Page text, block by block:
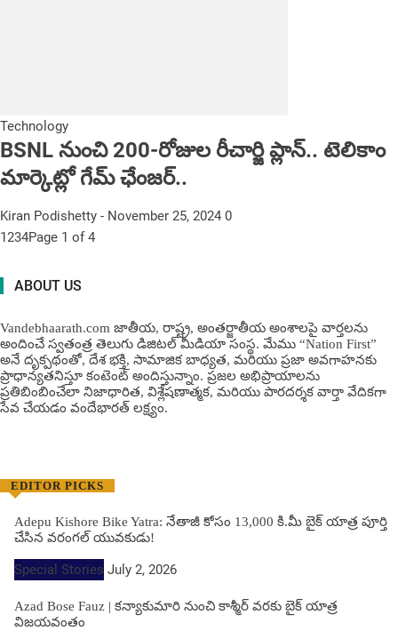
Technology
BSNL నుంచి 200-రోజుల రీచార్జి ప్లాన్.. టెలికాం
మార్కెట్లో గేమ్ ఛేంజర్..
Kiran Podishetty - November 25, 2024 0
1234Page 1 of 4
ABOUT US
Vandebhaarath.com జాతీయ, రాష్ట్ర, అంతర్జాతీయ అంశాలపై వార్తలను
అందించే స్వతంత్ర తెలుగు డిజిటల్ మీడియా సంస్థ. మేము “Nation First”
అనే దృక్పథంతో, దేశ భక్తి, సామాజిక బాధ్యత, మరియు ప్రజా అవగాహనకు
ప్రాధాన్యతనిస్తూ కంటెంట్ అందిస్తున్నాం. ప్రజల అభిప్రాయాలను
ప్రతిబింబించేలా నిజాధారిత, విశ్లేషణాత్మక, మరియు పారదర్శక వార్తా వేదికగా
సేవ చేయడం వందేభార‌త్ ల‌క్ష్యం.
EDITOR PICKS
Adepu Kishore Bike Yatra: నేతాజీ కోసం 13,000 కి.మీ బైక్ యాత్ర పూర్తి
చేసిన వరంగల్ యువకుడు!
Special Stories July 2, 2026
Azad Bose Fauz | కన్యాకుమారి నుంచి కాశ్మీర్ వరకు బైక్ యాత్ర
విజయవంతం